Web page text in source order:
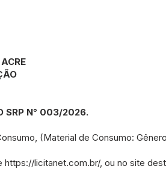
SRP N° 003/2026.
(Material de Consumo:
https://licitanet.com.br/, ou no site